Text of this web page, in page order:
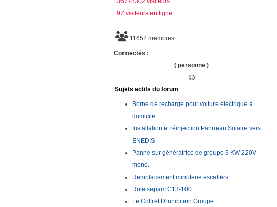
97 visiteurs en ligne
11652 membres
Connectés :
( personne )
Sujets actifs du forum
Borne de recharge pour voiture électrique à
domicile
Installation et réinjection Panneau Solaire vers
ENEDIS
Panne sur génératrice de groupe 3 KW 220V
mono.
Remplacement minuterie escaliers
Role sepam C13-100
Le Coffret D'inhibition Groupe